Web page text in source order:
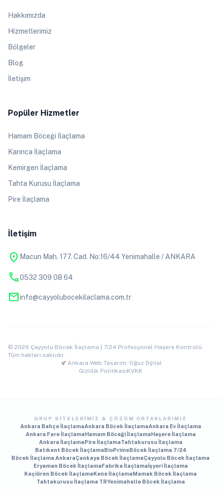
Hakkımızda
Hizmetlerimiz
Bölgeler
Blog
İletişim
Popüler Hizmetler
Hamam Böceği İlaçlama
Karınca İlaçlama
Kemirgen İlaçlama
Tahta Kurusu İlaçlama
Pire İlaçlama
İletişim
location_on Macun Mah. 177. Cad. No:16/44 Yenimahalle / ANKARA
phone0532 309 08 64
mailinfo@cayyolubocekilaclama.com.tr
© 2026 Çayyolu Böcek İlaçlama | 7/24 Profesyonel Haşere Kontrolü.
Tüm hakları saklıdır.
Ankara Web Tasarım: Oğuz Dijital
Gizlilik PolitikasıKVKK
GRUP SITELERIMIZ & ÇÖZÜM ORTAKLARIMIZ
Ankara Bahçe İlaçlamaAnkara Böcek İlaçlamaAnkara Ev İlaçlama
Ankara Fare İlaçlamaHamam Böceği İlaçlamaHaşere İlaçlama
Ankara İlaçlamaPire İlaçlamaTahtakurusu İlaçlama
Batıkent Böcek İlaçlamaBioPrimeBöcek İlaçlama 7/24
Böcek İlaçlama AnkaraÇankaya Böcek İlaçlamaÇayyolu Böcek İlaçlama
Eryaman Böcek İlaçlamaFabrika İlaçlamaİşyeri İlaçlama
Keçiören Böcek İlaçlamaKene İlaçlamaMamak Böcek İlaçlama
Tahtakurusu İlaçlama TRYenimahalle Böcek İlaçlama